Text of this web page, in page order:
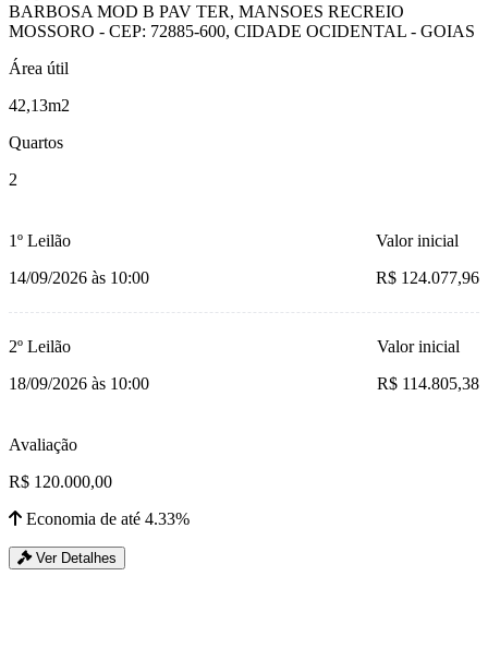
BARBOSA MOD B PAV TER, MANSOES RECREIO
MOSSORO - CEP: 72885-600, CIDADE OCIDENTAL - GOIAS
Área útil
42,13m2
Quartos
2
1º Leilão
14/09/2026 às 10:00
Valor inicial
R$ 124.077,96
2º Leilão
18/09/2026 às 10:00
Valor inicial
R$ 114.805,38
Avaliação
R$ 120.000,00
Economia de até 4.33%
Ver Detalhes